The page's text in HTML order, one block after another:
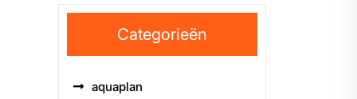
Categorieën
aquaplan